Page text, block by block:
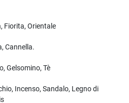
Fiorita, Orientale
Cannella.
Gelsomino, Tè
Incenso, Sandalo, Legno di